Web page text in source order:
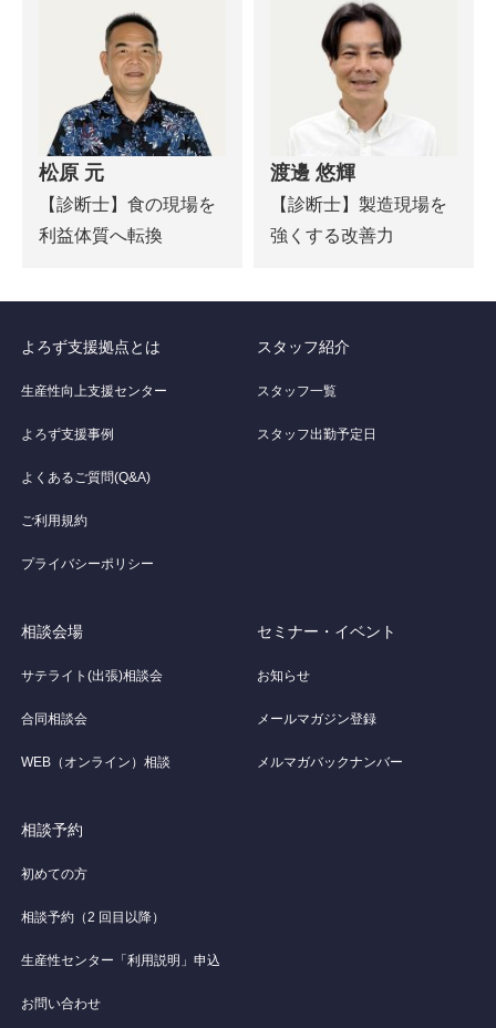
松原 元
【診断士】食の現場を
利益体質へ転換
渡邊 悠輝
【診断士】製造現場を
強くする改善力
よろず支援拠点とは
生産性向上支援センター
よろず支援事例
よくあるご質問(Q&A)
ご利用規約
プライバシーポリシー
スタッフ紹介
スタッフ一覧
スタッフ出勤予定日
相談会場
サテライト(出張)相談会
合同相談会
WEB（オンライン）相談
セミナー・イベント
お知らせ
メールマガジン登録
メルマガバックナンバー
相談予約
初めての方
相談予約（2 回目以降）
生産性センター「利用説明」申込
お問い合わせ